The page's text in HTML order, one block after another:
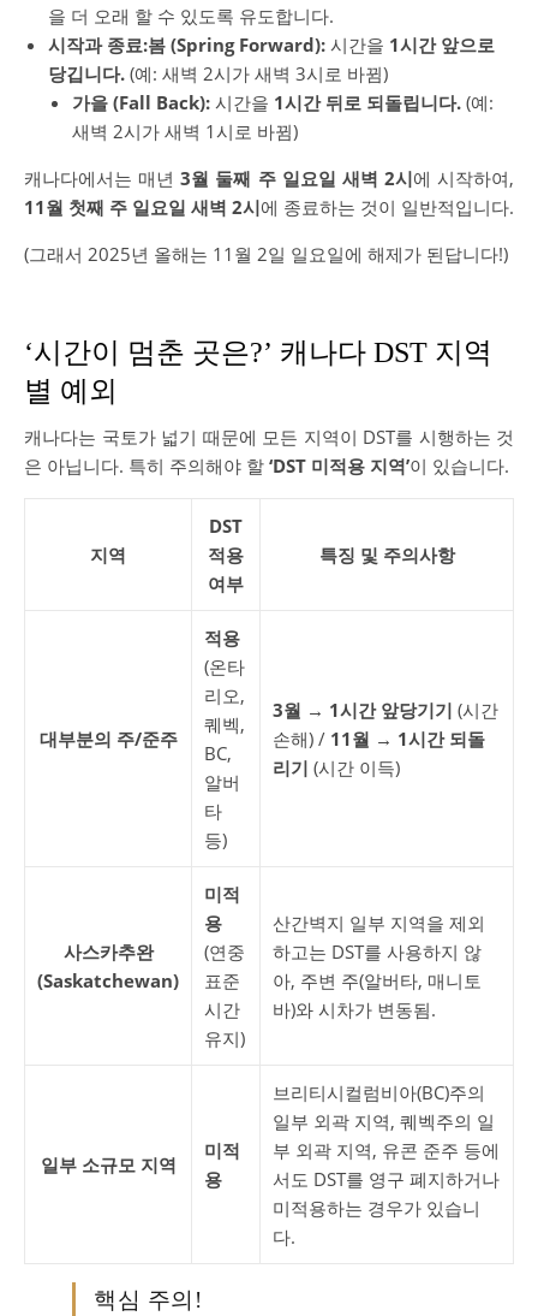
을 더 오래 할 수 있도록 유도합니다.
시작과 종료:봄 (Spring Forward): 시간을 1시간 앞으로
당깁니다. (예: 새벽 2시가 새벽 3시로 바뀜)
가을 (Fall Back): 시간을 1시간 뒤로 되돌립니다. (예:
새벽 2시가 새벽 1시로 바뀜)
캐나다에서는 매년3월 둘째 주 일요일 새벽 2시에 시작하여,
11월 첫째 주 일요일 새벽 2시에 종료하는 것이 일반적입니다.
(그래서 2025년 올해는 11월 2일 일요일에 해제가 된답니다!)
‘시간이 멈춘 곳은?’ 캐나다 DST 지역
별 예외
캐나다는 국토가 넓기 때문에 모든 지역이 DST를 시행하는 것
은 아닙니다. 특히 주의해야 할 ‘DST 미적용 지역’이 있습니다.
지역
DST
적용
여부
특징 및 주의사항
대부분의 주/준주
적용
(온타
리오,
퀘벡,
BC,
알버
타
등)
3월 → 1시간 앞당기기 (시간
손해) / 11월 → 1시간 되돌
리기 (시간 이득)
사스카추완
(Saskatchewan)
미적
용
(연중
표준
시간
유지)
산간벽지 일부 지역을 제외
하고는 DST를 사용하지 않
아, 주변 주(알버타, 매니토
바)와 시차가 변동됨.
일부 소규모 지역
미적
용
브리티시컬럼비아(BC)주의
일부 외곽 지역, 퀘벡주의 일
부 외곽 지역, 유콘 준주 등에
서도 DST를 영구 폐지하거나
미적용하는 경우가 있습니
다.
핵심 주의!